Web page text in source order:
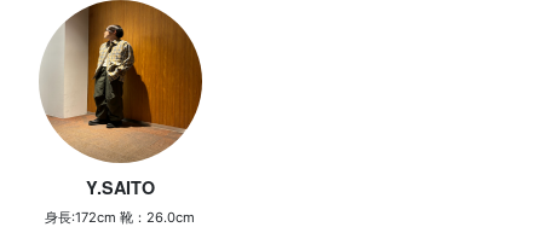
Y.SAITO
身長:172cm 靴：26.0cm